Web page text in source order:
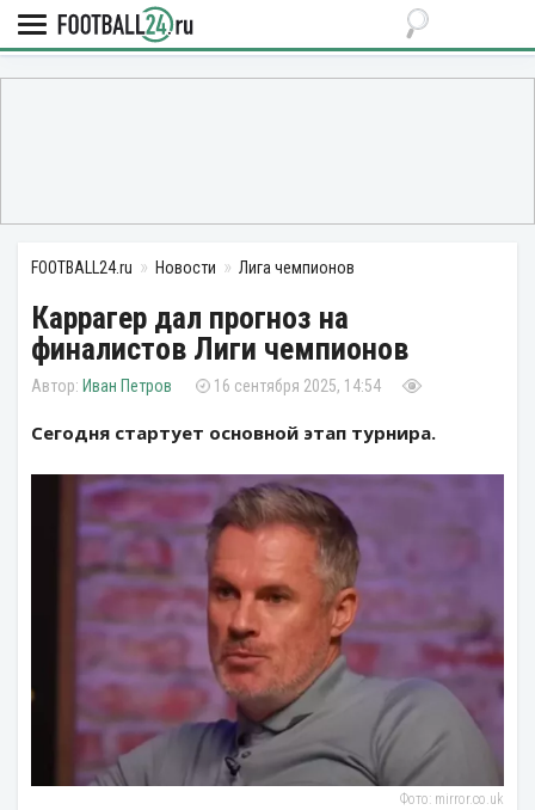
FOOTBALL24.ru Новости Лига чемпионов
Каррагер дал прогноз на
финалистов Лиги чемпионов
Иван Петров 16 сентября 2025, 14:54
Сегодня стартует основной этап турнира.
Фото: mirror.co.uk